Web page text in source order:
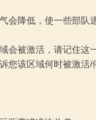
会降低，使一些部队
会被激活，请记住
该区域何时被激活/